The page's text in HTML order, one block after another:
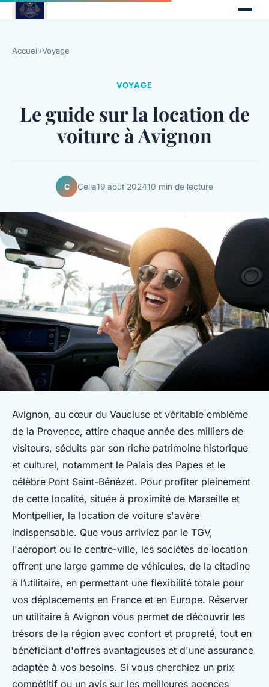
Accueil›Voyage
VOYAGE
Le guide sur la location de
voiture à Avignon
C Célia19 août 202410 min de lecture
Avignon, au cœur du Vaucluse et véritable emblème
de la Provence, attire chaque année des milliers de
visiteurs, séduits par son riche patrimoine historique
et culturel, notamment le Palais des Papes et le
célèbre Pont Saint-Bénézet. Pour profiter pleinement
de cette localité, située à proximité de Marseille et
Montpellier, la location de voiture s'avère
indispensable. Que vous arriviez par le TGV,
l'aéroport ou le centre-ville, les sociétés de location
offrent une large gamme de véhicules, de la citadine
à l’utilitaire, en permettant une flexibilité totale pour
vos déplacements en France et en Europe. Réserver
un utilitaire à Avignon vous permet de découvrir les
trésors de la région avec confort et propreté, tout en
bénéficiant d'offres avantageuses et d'une assurance
adaptée à vos besoins. Si vous cherchiez un prix
compétitif ou un avis sur les meilleures agences